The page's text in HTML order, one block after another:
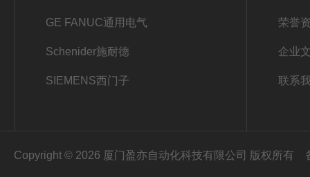
GE FANUC通用电气
Schenider施耐德
SIEMENS西门子
荣誉
企业
联系
Copyright © 2026 厦门盈亦自动化科技有限公司 版权所有